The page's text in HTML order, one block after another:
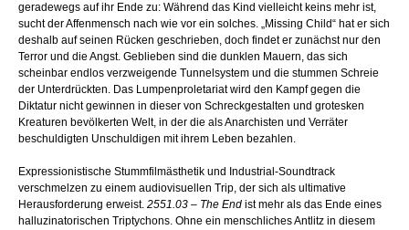
geradewegs auf ihr Ende zu: Während das Kind vielleicht keins mehr ist,
sucht der Affenmensch nach wie vor ein solches. „Missing Child“ hat er sich
deshalb auf seinen Rücken geschrieben, doch findet er zunächst nur den
Terror und die Angst. Geblieben sind die dunklen Mauern, das sich
scheinbar endlos verzweigende Tunnelsystem und die stummen Schreie
der Unterdrückten. Das Lumpenproletariat wird den Kampf gegen die
Diktatur nicht gewinnen in dieser von Schreckgestalten und grotesken
Kreaturen bevölkerten Welt, in der die als Anarchisten und Verräter
beschuldigten Unschuldigen mit ihrem Leben bezahlen.
Expressionistische Stummfilmästhetik und Industrial-Soundtrack
verschmelzen zu einem audiovisuellen Trip, der sich als ultimative
Herausforderung erweist. 2551.03 – The End ist mehr als das Ende eines
halluzinatorischen Triptychons. Ohne ein menschliches Antlitz in diesem